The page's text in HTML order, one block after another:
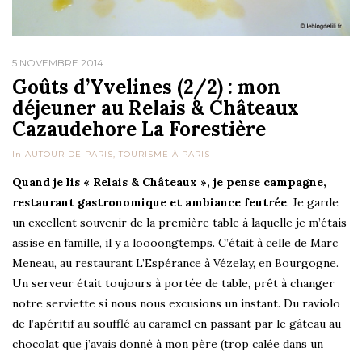
5 NOVEMBRE 2014
Goûts d’Yvelines (2/2) : mon
déjeuner au Relais & Châteaux
Cazaudehore La Forestière
In AUTOUR DE PARIS, TOURISME À PARIS
Quand je lis « Relais & Châteaux », je pense campagne,
restaurant gastronomique et ambiance feutrée. Je garde
un excellent souvenir de la première table à laquelle je m’étais
assise en famille, il y a loooongtemps. C’était à celle de Marc
Meneau, au restaurant L’Espérance à Vézelay, en Bourgogne.
Un serveur était toujours à portée de table, prêt à changer
notre serviette si nous nous excusions un instant. Du raviolo
de l’apéritif au soufflé au caramel en passant par le gâteau au
chocolat que j’avais donné à mon père (trop calée dans un